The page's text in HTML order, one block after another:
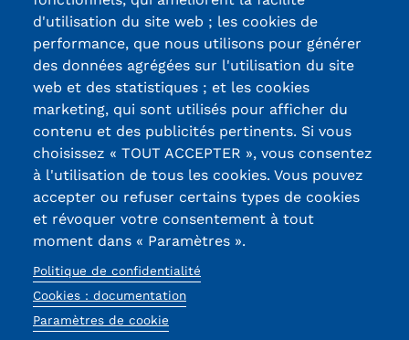
13, Rue Ernest
Thierry-Mieg
90010 BELFORT
Cedex
03 84 58 33 10
Réseaux
sociaux
Certifications /
Labels qualité
d'utilisation du site web ; les cookies de
performance, que nous utilisons pour générer
des données agrégées sur l'utilisation du site
web et des statistiques ; et les cookies
marketing, qui sont utilisés pour afficher du
contenu et des publicités pertinents. Si vous
choisissez « TOUT ACCEPTER », vous consentez
à l'utilisation de tous les cookies. Vous pouvez
accepter ou refuser certains types de cookies
et révoquer votre consentement à tout
moment dans « Paramètres ».
Politique de confidentialité
Cookies : documentation
Paramètres de cookie